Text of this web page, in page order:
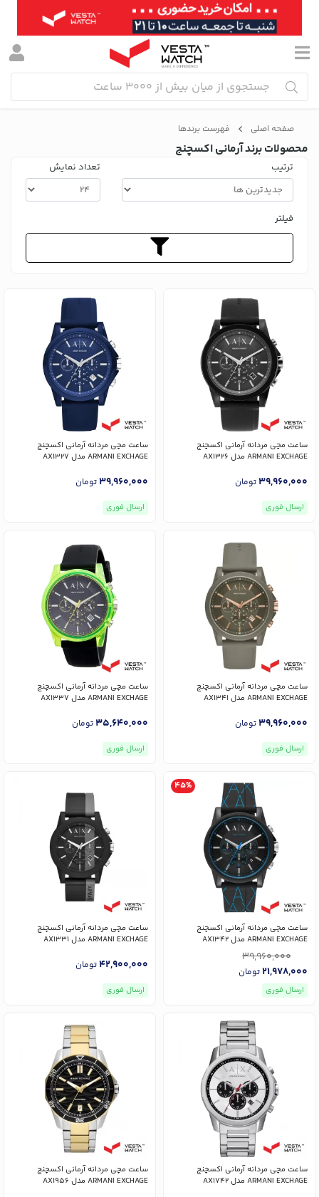
صفحه اصلی فهرست برندها
محصولات برند آرمانی اکسچنج
ترتیب تعداد نمایش
فیلتر
ساعت مچی مردانه آرمانی اکسچنج
ARMANI EXCHAGE مدل AX1326
39,960,000تومان
ارسال فوری
ساعت مچی مردانه آرمانی اکسچنج
ARMANI EXCHAGE مدل AX1327
39,960,000تومان
ارسال فوری
ساعت مچی مردانه آرمانی اکسچنج
ARMANI EXCHAGE مدل AX1341
39,960,000تومان
ارسال فوری
ساعت مچی مردانه آرمانی اکسچنج
ARMANI EXCHAGE مدل AX1337
35,640,000تومان
ارسال فوری
ساعت مچی مردانه آرمانی اکسچنج
ARMANI EXCHAGE مدل AX1342
45%
39,960,000
21,978,000تومان
ارسال فوری
ساعت مچی مردانه آرمانی اکسچنج
ARMANI EXCHAGE مدل AX1331
42,900,000تومان
ارسال فوری
ساعت مچی مردانه آرمانی اکسچنج
ARMANI EXCHAGE مدل AX1742
ساعت مچی مردانه آرمانی اکسچنج
ARMANI EXCHAGE مدل AX1956